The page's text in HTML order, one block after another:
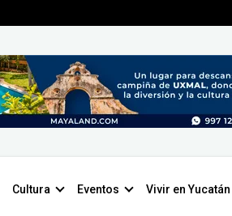
Cultura Eventos Vivir en Yucatán